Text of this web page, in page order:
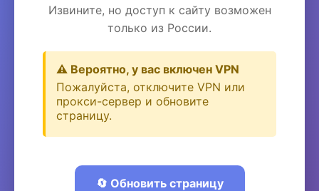
Извините, но доступ к сайту возможен
только из России.
⚠️ Вероятно, у вас включен VPN
Пожалуйста, отключите VPN или
прокси-сервер и обновите
страницу.
🔄 Обновить страницу